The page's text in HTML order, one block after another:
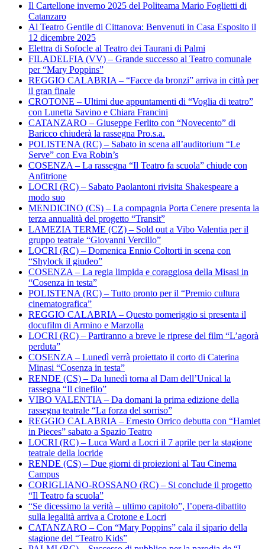
Il Cartellone inverno 2025 del Politeama Mario Foglietti di
Catanzaro
Al Teatro Gentile di Cittanova: Benvenuti in Casa Esposito il
12 dicembre 2025
Elettra di Sofocle al Teatro dei Taurani di Palmi
FILADELFIA (VV) – Grande successo al Teatro comunale
per “Mary Poppins”
REGGIO CALABRIA – “Facce da bronzi” arriva in città per
il gran finale
CROTONE – Ultimi due appuntamenti di “Voglia di teatro”
con Lunetta Savino e Chiara Francini
CATANZARO – Giuseppe Ferlito con “Novecento” di
Baricco chiuderà la rassegna Pro.s.a.
POLISTENA (RC) – Sabato in scena all’auditorium “Le
Serve” con Eva Robin’s
COSENZA – La rassegna “Il Teatro fa scuola” chiude con
Anfitrione
LOCRI (RC) – Sabato Paolantoni rivisita Shakespeare a
modo suo
MENDICINO (CS) – La compagnia Porta Cenere presenta la
terza annualità del progetto “Transit”
LAMEZIA TERME (CZ) – Sold out a Vibo Valentia per il
gruppo teatrale “Giovanni Vercillo”
LOCRI (RC) – Domenica Ennio Coltorti in scena con
“Shylock il giudeo”
COSENZA – La regia limpida e coraggiosa della Misasi in
“Cosenza in testa”
POLISTENA (RC) – Tutto pronto per il “Premio cultura
cinematografica”
REGGIO CALABRIA – Questo pomeriggio si presenta il
docufilm di Armino e Marzolla
LOCRI (RC) – Partiranno a breve le riprese del film “L’agorà
perduta”
COSENZA – Lunedì verrà proiettato il corto di Caterina
Minasi “Cosenza in testa”
RENDE (CS) – Da lunedì torna al Dam dell’Unical la
rassegna “Il cinefilo”
VIBO VALENTIA – Da domani la prima edizione della
rassegna teatrale “La forza del sorriso”
REGGIO CALABRIA – Ernesto Orrico debutta con “Hamlet
in Pieces” sabato a Spazio Teatro
LOCRI (RC) – Luca Ward a Locri il 7 aprile per la stagione
teatrale della locride
RENDE (CS) – Due giorni di proiezioni al Tau Cinema
Campus
CORIGLIANO-ROSSANO (RC) – Si conclude il progetto
“Il Teatro fa scuola”
“Se dicessimo la verità – ultimo capitolo”, l’opera-dibattito
sulla legalità arriva a Crotone e Locri
CATANZARO – Con “Mary Poppins” cala il sipario della
stagione del “Teatro Kids”